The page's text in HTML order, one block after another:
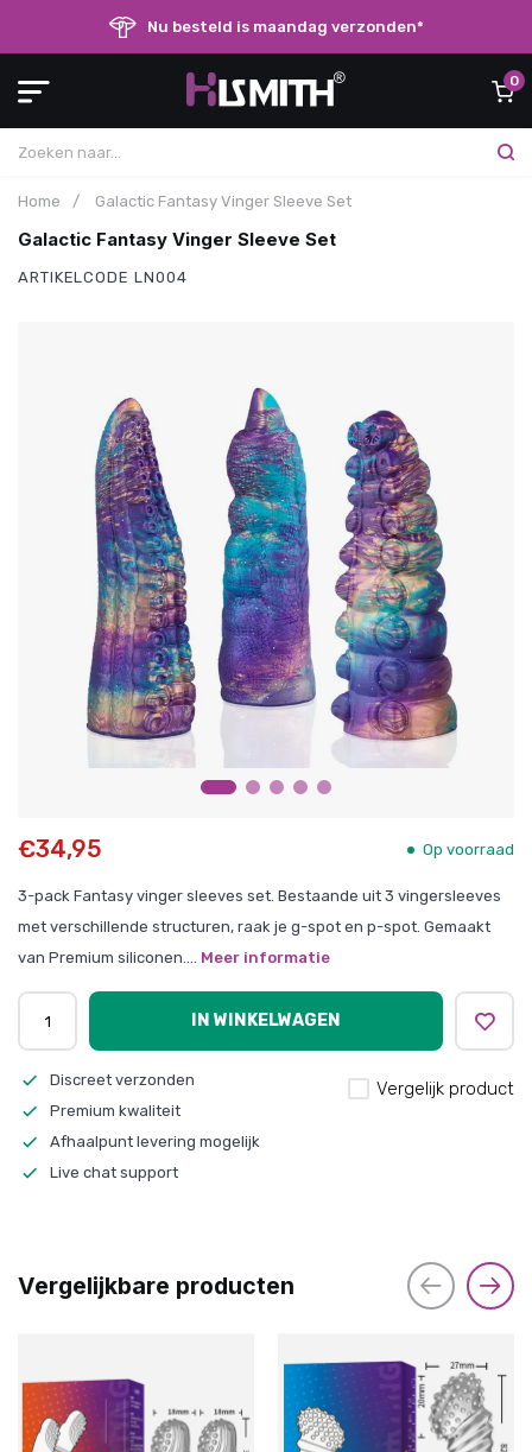
Nu besteld is maandag verzonden*
0
Home / Galactic Fantasy Vinger Sleeve Set
Galactic Fantasy Vinger Sleeve Set
ARTIKELCODE LN004
€34,95 Op voorraad
3-pack Fantasy vinger sleeves set. Bestaande uit 3 vingersleeves
met verschillende structuren, raak je g-spot en p-spot. Gemaakt
van Premium siliconen.... Meer informatie
IN WINKELWAGEN
Discreet verzonden
Premium kwaliteit
Afhaalpunt levering mogelijk
Live chat support
Vergelijk product
Vergelijkbare producten